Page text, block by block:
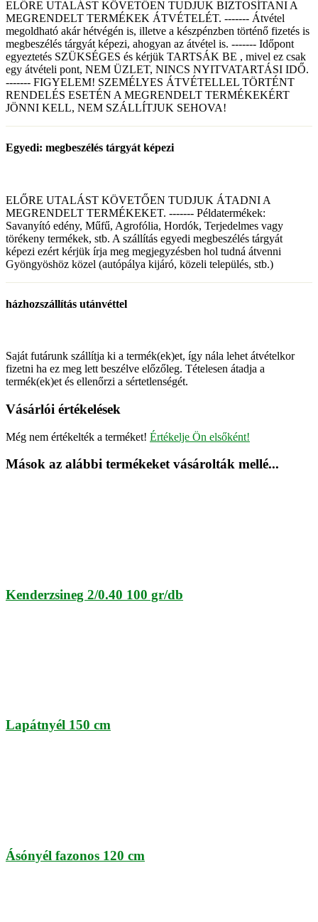
ELŐRE UTALÁST KÖVETŐEN TUDJUK BIZTOSÍTANI A
MEGRENDELT TERMÉKEK ÁTVÉTELÉT. ------- Átvétel
megoldható akár hétvégén is, illetve a készpénzben történő fizetés is
megbeszélés tárgyát képezi, ahogyan az átvétel is. ------- Időpont
egyeztetés SZÜKSÉGES és kérjük TARTSÁK BE , mivel ez csak
egy átvételi pont, NEM ÜZLET, NINCS NYITVATARTÁSI IDŐ.
------- FIGYELEM! SZEMÉLYES ÁTVÉTELLEL TÖRTÉNT
RENDELÉS ESETÉN A MEGRENDELT TERMÉKEKÉRT
JÖNNI KELL, NEM SZÁLLÍTJUK SEHOVA!
Egyedi: megbeszélés tárgyát képezi
ELŐRE UTALÁST KÖVETŐEN TUDJUK ÁTADNI A
MEGRENDELT TERMÉKEKET. ------- Példatermékek:
Savanyító edény, Műfű, Agrofólia, Hordók, Terjedelmes vagy
törékeny termékek, stb. A szállítás egyedi megbeszélés tárgyát
képezi ezért kérjük írja meg megjegyzésben hol tudná átvenni
Gyöngyöshöz közel (autópálya kijáró, közeli település, stb.)
házhozszállítás utánvéttel
Saját futárunk szállítja ki a termék(ek)et, így nála lehet átvételkor
fizetni ha ez meg lett beszélve előzőleg. Tételesen átadja a
termék(ek)et és ellenőrzi a sértetlenségét.
Vásárlói értékelések
Még nem értékelték a terméket! Értékelje Ön elsőként!
Mások az alábbi termékeket vásárolták mellé...
Kenderzsineg 2/0.40 100 gr/db
Lapátnyél 150 cm
Ásónyél fazonos 120 cm